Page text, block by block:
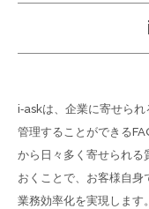
i-askは、企業に寄せられ
管理することができる
から日々多く寄せられ
おくことで、お客様自身
業務効率化を実現します。